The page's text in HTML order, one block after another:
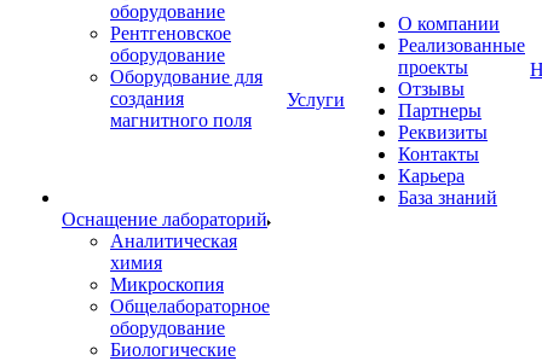
оборудование
Рентгеновское
оборудование
Оборудование для
создания
магнитного поля
Оснащение лабораторий
Аналитическая
химия
Микроскопия
Общелабораторное
оборудование
Биологические
Услуги
О компании
Реализованные
проекты
Отзывы
Партнеры
Реквизиты
Контакты
Карьера
База знаний